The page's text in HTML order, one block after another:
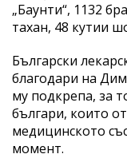
„Баунти“, 1132
тахан, 48 кутии
Български
благодари на
му подкрепа, за
българи, които
медицинското
момент.